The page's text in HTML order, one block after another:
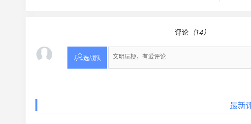
评论 （14）
选战队
最新